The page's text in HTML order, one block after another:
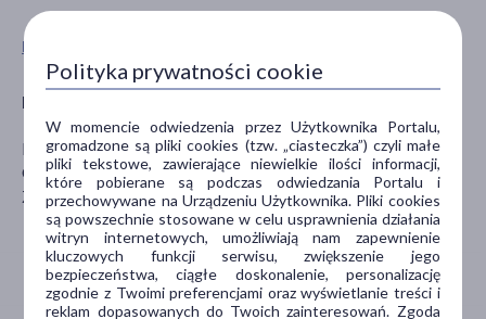
Pokaż wszystkie produkty ZATOGRIP
Producent
LEK-AM
Ostrzykowizna 14A
Zakroczym
Polityka prywatności cookie
W momencie odwiedzenia przez Użytkownika Portalu,
gromadzone są pliki cookies (tzw. „ciasteczka”) czyli małe
pliki tekstowe, zawierające niewielkie ilości informacji,
które pobierane są podczas odwiedzania Portalu i
przechowywane na Urządzeniu Użytkownika. Pliki cookies
są powszechnie stosowane w celu usprawnienia działania
witryn internetowych, umożliwiają nam zapewnienie
kluczowych funkcji serwisu, zwiększenie jego
bezpieczeństwa, ciągłe doskonalenie, personalizację
zgodnie z Twoimi preferencjami oraz wyświetlanie treści i
reklam dopasowanych do Twoich zainteresowań. Zgoda